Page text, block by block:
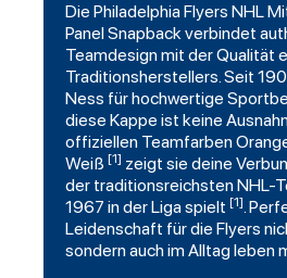
Die Philadelphia Flyers NHL
Panel Snapback verbindet
Teamdesign mit der Qualität
Traditionsherstellers. Seit
Ness für hochwertige
diese Kappe ist keine
offiziellen Teamfarben
Weiß [1] zeigt sie deine
der traditionsreichsten NHL-
1967 in der Liga spielt [1].
Leidenschaft für die Flyers
sondern auch im Alltag leben